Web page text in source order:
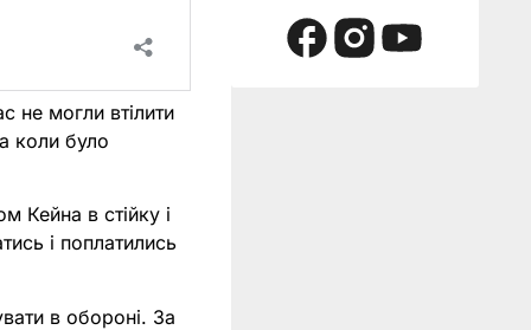
не могли втілити
коли було
Кейна в стійку і
і поплатились
в обороні. За